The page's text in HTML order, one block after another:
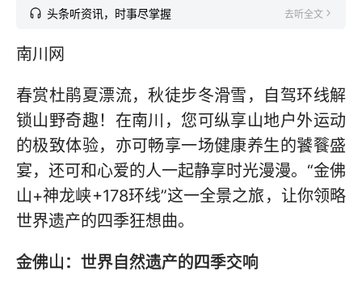
头条听资讯，时事尽掌握 去听全文
南川网
春赏杜鹃夏漂流，秋徒步冬滑雪，自驾环线解
锁山野奇趣！在南川，您可纵享山地户外运动
的极致体验，亦可畅享一场健康养生的饕餮盛
宴，还可和心爱的人一起静享时光漫漫。“金佛
山+神龙峡+178环线”这一全景之旅，让你领略
世界遗产的四季狂想曲。
金佛山：世界自然遗产的四季交响